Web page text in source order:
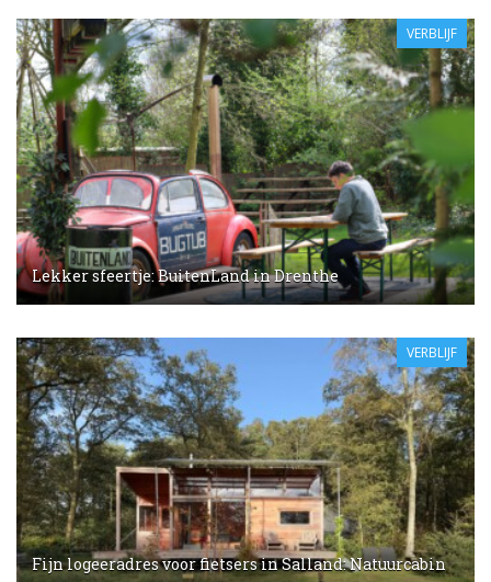
Lekker sfeertje: BuitenLand in Drenthe
VERBLIJF
Fijn logeeradres voor fietsers in Salland: Natuurcabin
VERBLIJF